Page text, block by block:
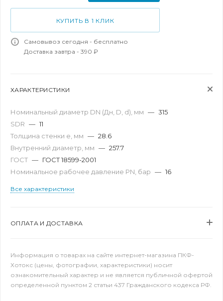
КУПИТЬ В 1 КЛИК
Самовывоз сегодня - бесплатно
Доставка завтра - 390 ₽
ХАРАКТЕРИСТИКИ
Номинальный диаметр DN (Дн, D, d), мм — 315
SDR — 11
Толщина стенки e, мм — 28.6
Внутренний диаметр, мм — 257.7
ГОСТ — ГОСТ 18599-2001
Номинальное рабочее давление PN, бар — 16
Все характеристики
ОПЛАТА И ДОСТАВКА
Информация о товарах на сайте интернет-магазина ПКФ-
Хотокс (цены, фотографии, характеристики) носит
ознакомительный характер и не является публичной офертой
определенной пунктом 2 статьи 437 Гражданского кодекса РФ.